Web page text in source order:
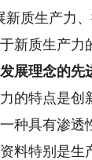
新质生产力
新质生产力
理念的先
特点是创新
种具有渗透
料特别是